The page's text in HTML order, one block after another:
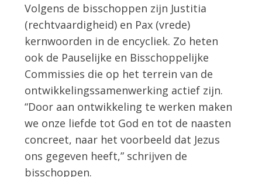
Volgens de bisschoppen zijn Justitia
(rechtvaardigheid) en Pax (vrede)
kernwoorden in de encycliek. Zo heten
ook de Pauselijke en Bisschoppelijke
Commissies die op het terrein van de
ontwikkelingssamenwerking actief zijn.
“Door aan ontwikkeling te werken maken
we onze liefde tot God en tot de naasten
concreet, naar het voorbeeld dat Jezus
ons gegeven heeft,” schrijven de
bisschoppen.